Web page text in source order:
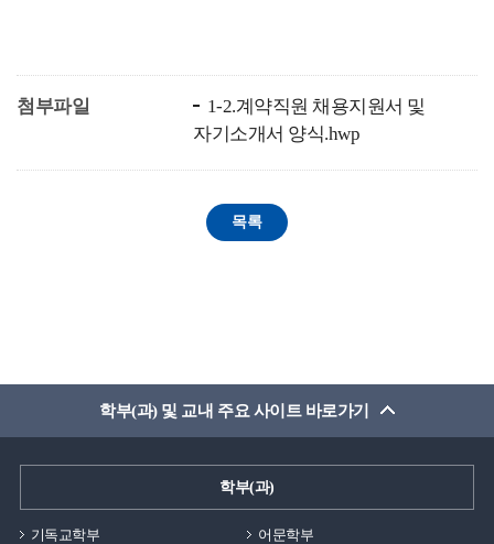
첨부파일
1-2.계약직원 채용지원서 및
자기소개서 양식.hwp
학부(과) 및 교내 주요 사이트 바로가기
학부(과)
기독교학부 어문학부